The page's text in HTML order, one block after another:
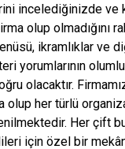
incelediğinizde ve
olup olmadığını
ikramlıklar ve
yorumlarının
olacaktır.
olup her türlü
Her çift
için özel bir mekân